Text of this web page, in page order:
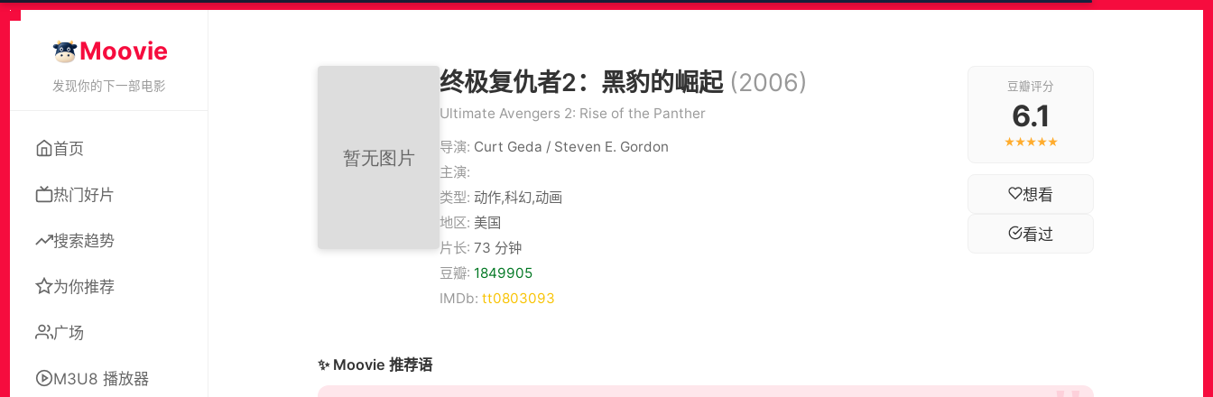
Moovie
发现你的下一部电影
首页
热门好片
搜索趋势
为你推荐
广场
M3U8 播放器
终极复仇者2：黑豹的崛起 (2006)
Ultimate Avengers 2: Rise of the Panther
导演: Curt Geda / Steven E. Gordon
主演:
类型: 动作,科幻,动画
地区: 美国
片长: 73 分钟
豆瓣: 1849905
IMDb: tt0803093
豆瓣评分
6.1
★★★★★
想看
看过
✨ Moovie 推荐语